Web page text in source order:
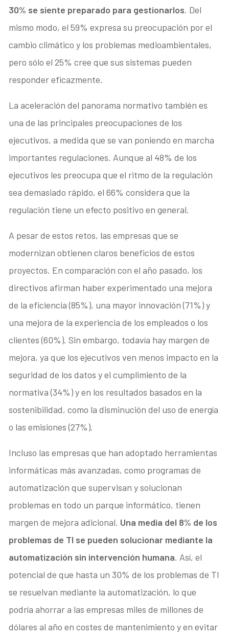
30% se siente preparado para gestionarlos. Del
mismo modo, el 59% expresa su preocupación por el
cambio climático y los problemas medioambientales,
pero sólo el 25% cree que sus sistemas pueden
responder eficazmente.
La aceleración del panorama normativo también es
una de las principales preocupaciones de los
ejecutivos, a medida que se van poniendo en marcha
importantes regulaciones. Aunque al 48% de los
ejecutivos les preocupa que el ritmo de la regulación
sea demasiado rápido, el 66% considera que la
regulación tiene un efecto positivo en general.
A pesar de estos retos, las empresas que se
modernizan obtienen claros beneficios de estos
proyectos. En comparación con el año pasado, los
directivos afirman haber experimentado una mejora
de la eficiencia (85%), una mayor innovación (71%) y
una mejora de la experiencia de los empleados o los
clientes (60%). Sin embargo, todavía hay margen de
mejora, ya que los ejecutivos ven menos impacto en la
seguridad de los datos y el cumplimiento de la
normativa (34%) y en los resultados basados en la
sostenibilidad, como la disminución del uso de energía
o las emisiones (27%).
Incluso las empresas que han adoptado herramientas
informáticas más avanzadas, como programas de
automatización que supervisan y solucionan
problemas en todo un parque informático, tienen
margen de mejora adicional. Una media del 8% de los
problemas de TI se pueden solucionar mediante la
automatización sin intervención humana. Así, el
potencial de que hasta un 30% de los problemas de TI
se resuelvan mediante la automatización, lo que
podría ahorrar a las empresas miles de millones de
dólares al año en costes de mantenimiento y en evitar